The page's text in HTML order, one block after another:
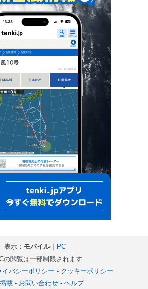
表示： モバイル｜ PC
の閲覧は一部制限されます
イバシーポリシー - クッキーポリシー
載- お問い合わせ- ヘルプ